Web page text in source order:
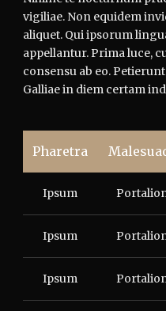
vigiliae. Non equidem
aliquet. Qui ipsorum
appellantur. Prima luce,
consensu ab eo.
Galliae in diem certam
Pharetra
Ipsum
Ipsum
Ipsum